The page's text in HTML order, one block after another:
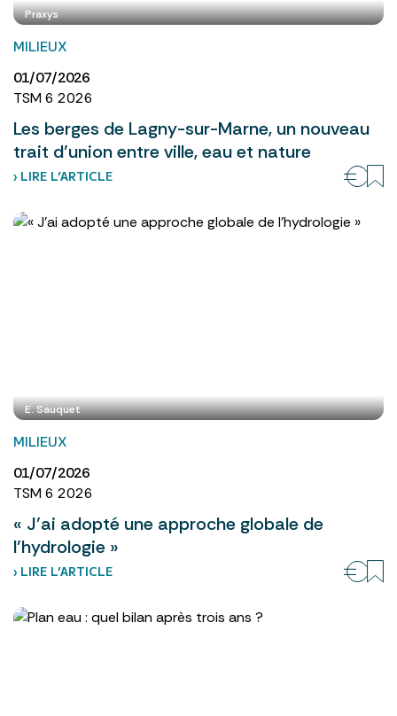
Praxys
MILIEUX
01/07/2026
TSM 6 2026
Les berges de Lagny-sur-Marne, un nouveau
trait d’union entre ville, eau et nature
› LIRE L’ARTICLE
E. Sauquet
MILIEUX
01/07/2026
TSM 6 2026
« J’ai adopté une approche globale de
l’hydrologie »
› LIRE L’ARTICLE